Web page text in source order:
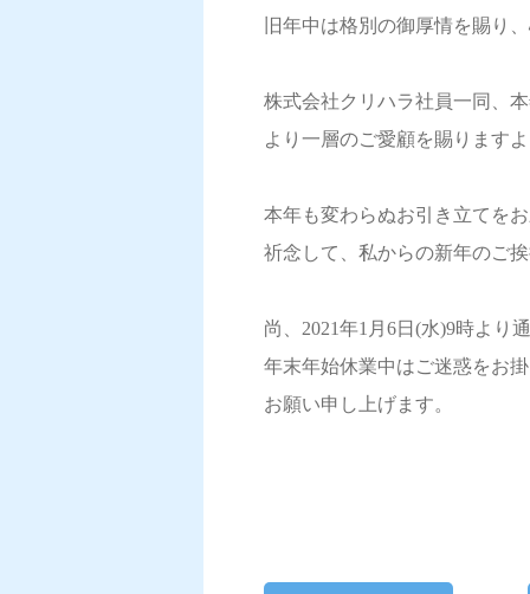
旧年中は格別の御厚情を賜り
株式会社クリハラ社員一同、
より一層のご愛顧を賜ります
本年も変わらぬお引き立てを
祈念して、私からの新年のご
尚、2021年1月6日(水)9時より
年末年始休業中はご迷惑をお
お願い申し上げます。